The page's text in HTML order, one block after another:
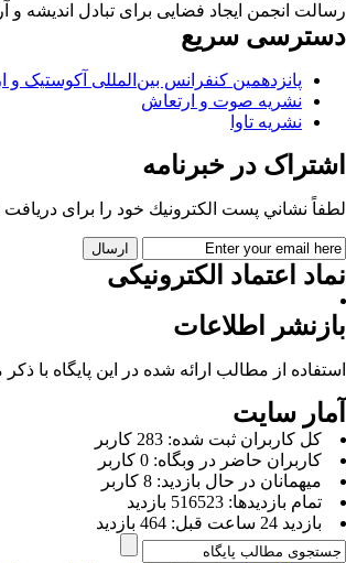
رسالت انجمن ایجاد فضایی برای تبادل
دسترسی سریع
پانزدهمین کنفرانس بین‌المللی آکوستیک و
نشریه صوت و ارتعاش
نشریه تاوا
اشتراک در خبرنامه
لطفاً نشاني پست الكترونيك خود را برای دريافت
نماد اعتماد الکترونیکی
بازنشر اطلاعات
استفاده از مطالب ارائه شده در این پایگاه با
آمار سایت
كل کاربران ثبت شده: 283 کاربر
کاربران حاضر در وبگاه: 0 کاربر
ميهمانان در حال بازديد: 8 کاربر
تمام بازديد‌ها: 516523 بازدید
بازديد 24 ساعت قبل: 464 بازدید